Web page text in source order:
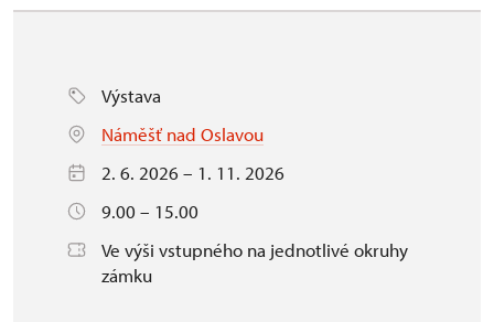
Výstava
Náměšť nad Oslavou
2. 6. 2026 – 1. 11. 2026
9.00 – 15.00
Ve výši vstupného na jednotlivé okruhy
zámku